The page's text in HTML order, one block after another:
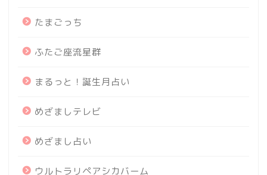
たまごっち
ふたご座流星群
まるっと！誕生月占い
めざましテレビ
めざまし占い
ウルトラリペアシカバーム